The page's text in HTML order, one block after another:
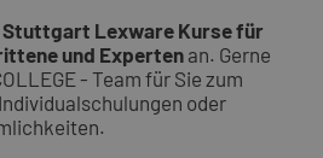
Stuttgart Lexware Kurse für
und Experten an. Gerne
- Team für Sie zum
oder